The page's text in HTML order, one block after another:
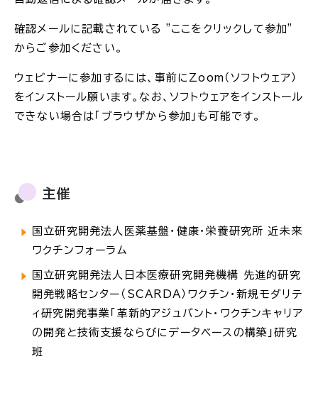
確認メールに記載されている "ここをクリックして参加"
からご参加ください。
ウェビナーに参加するには、事前にZoom（ソフトウェア）
をインストール願います。なお、ソフトウェアをインストール
できない場合は「ブラウザから参加」も可能です。
主催
国立研究開発法人医薬基盤・健康・栄養研究所 近未来
ワクチンフォーラム
国立研究開発法人日本医療研究開発機構 先進的研究
開発戦略センター（SCARDA）ワクチン・新規モダリテ
ィ研究開発事業「革新的アジュバント・ワクチンキャリア
の開発と技術支援ならびにデータベースの構築」研究
班